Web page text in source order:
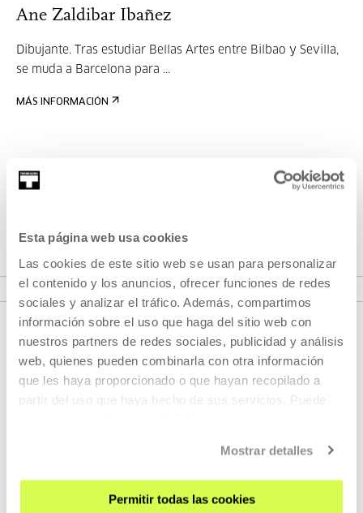
Esta página web usa cookies
Las cookies de este sitio web se usan para personalizar
el contenido y los anuncios, ofrecer funciones de redes
sociales y analizar el tráfico. Además, compartimos
información sobre el uso que haga del sitio web con
nuestros partners de redes sociales, publicidad y análisis
web, quienes pueden combinarla con otra información
que les haya proporcionado o que hayan recopilado a
partir del uso que haya hecho de sus servicios. Puede
Mostrar detalles
Permitir todas las cookies
Ane Zaldibar Ibañez
Dibujante. Tras estudiar Bellas Artes entre Bilbao y Sevilla,
se muda a Barcelona para ...
MÁS INFORMACIÓN
Sandra Garayoa
e...
MÁS INFORMACIÓN
AGENDA